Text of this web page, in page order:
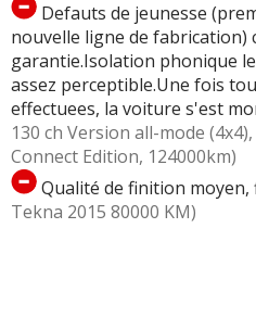
Defauts de jeunesse
nouvelle ligne de fabrication)
garantie.Isolation phonique
assez perceptible.Une fois
effectuees, la voiture s'est
130 ch Version all-mode
Connect Edition, 124000km)
Qualité de finition moyen,
Tekna 2015 80000 KM)